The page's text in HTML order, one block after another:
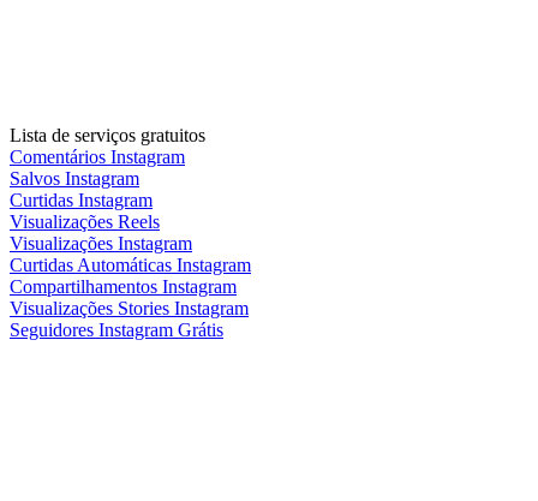
Lista de serviços gratuitos
Comentários Instagram
Salvos Instagram
Curtidas Instagram
Visualizações Reels
Visualizações Instagram
Curtidas Automáticas Instagram
Compartilhamentos Instagram
Visualizações Stories Instagram
Seguidores Instagram Grátis